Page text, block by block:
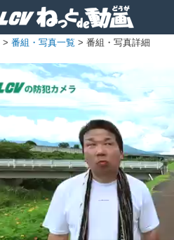
> 番組・写真一覧 > 番組・写真詳細